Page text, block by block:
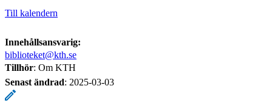
Till kalendern
Innehållsansvarig:
biblioteket@kth.se
Tillhör: Om KTH
Senast ändrad: 2025-03-03